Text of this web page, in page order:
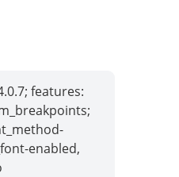
features:
enabled,